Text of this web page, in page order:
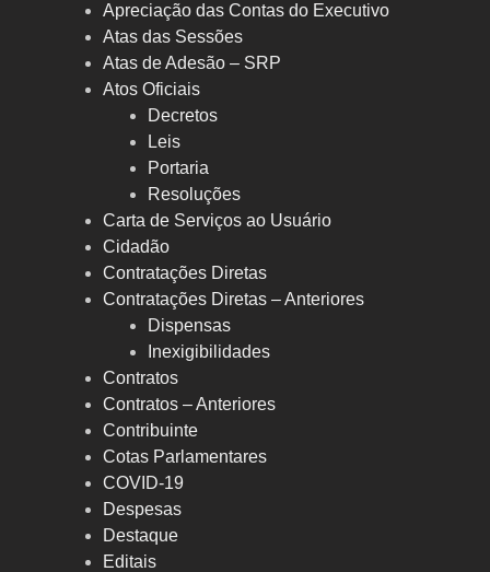
Apreciação das Contas do Executivo
Atas das Sessões
Atas de Adesão – SRP
Atos Oficiais
Decretos
Leis
Portaria
Resoluções
Carta de Serviços ao Usuário
Cidadão
Contratações Diretas
Contratações Diretas – Anteriores
Dispensas
Inexigibilidades
Contratos
Contratos – Anteriores
Contribuinte
Cotas Parlamentares
COVID-19
Despesas
Destaque
Editais